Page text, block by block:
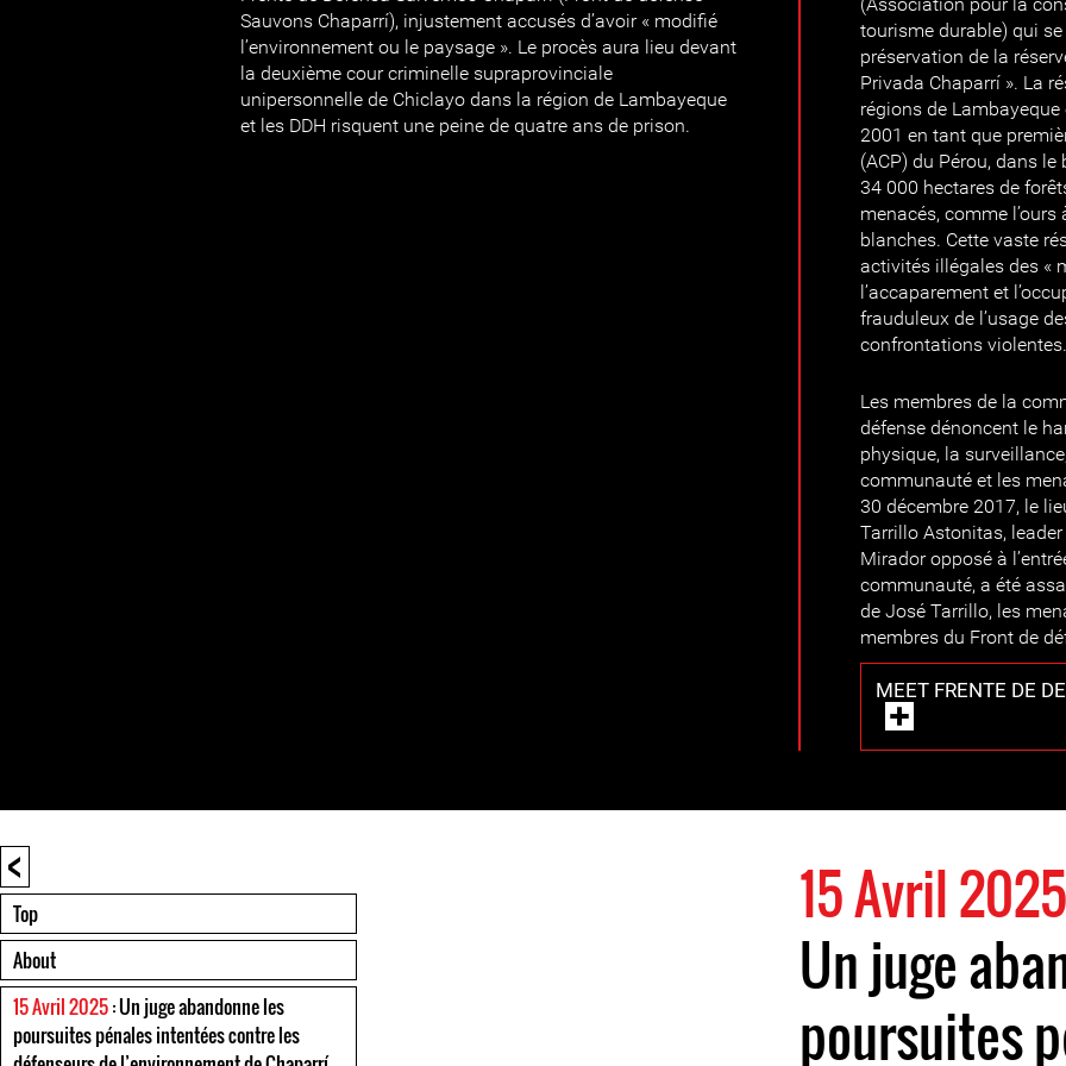
Sauvons Chaparrí), injustement accusés d’avoir « modifié
l’environnement ou le paysage ». Le procès aura lieu devant
la deuxième cour criminelle supraprovinciale
unipersonnelle de Chiclayo dans la région de Lambayeque
et les DDH risquent une peine de quatre ans de prison.
tourisme durable) qui
préservation de la
Privada Chaparrí ». La
régions de Lambayeque
2001 en tant que
(ACP) du Pérou, dans
34 000 hectares de
menacés, comme
blanches. Cette vaste
activités illégales des «
l’accaparement et
frauduleux de l’usage
confrontations violentes.
Les membres de la
défense dénoncent le
physique, la
communauté et les
30 décembre 2017, le
Tarrillo Astonitas,
Mirador opposé à
communauté, a été
de José Tarrillo, les
membres du Front de
MEET FRENTE DE
<
Top
About
15 Avril 2025: Un juge abandonne les
poursuites pénales intentées contre les
15 Avril 2025
Un juge
poursuites